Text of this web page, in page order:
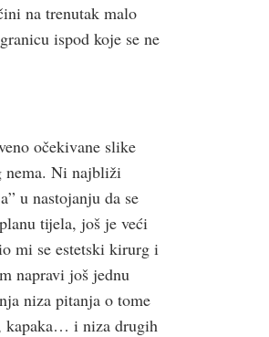
na trenutak malo
ispod koje se ne
očekivane slike
nema. Ni najbliži
u nastojanju da se
tijela, još je veći
mi se estetski kirurg i
napravi još jednu
niza pitanja o tome
kapaka… i niza drugih